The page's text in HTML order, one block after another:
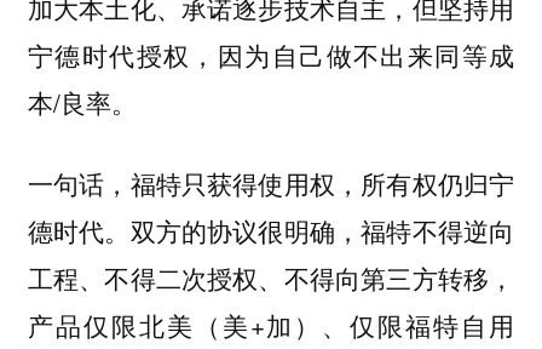
加大本土化、承诺逐步技术自主，但坚持用
宁德时代授权，因为自己做不出来同等成
本/良率。
一句话，福特只获得使用权，所有权仍归宁
德时代。双方的协议很明确，福特不得逆向
工程、不得二次授权、不得向第三方转移，
产品仅限北美（美+加）、仅限福特自用